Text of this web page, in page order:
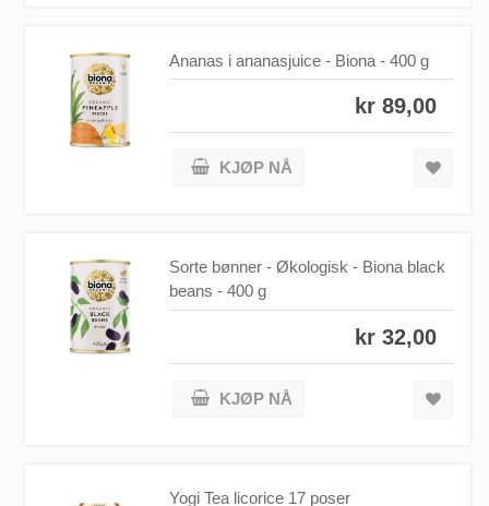
Ananas i ananasjuice - Biona - 400 g
kr 89,00
KJØP NÅ
Sorte bønner - Økologisk - Biona black
beans - 400 g
kr 32,00
KJØP NÅ
Yogi Tea licorice 17 poser